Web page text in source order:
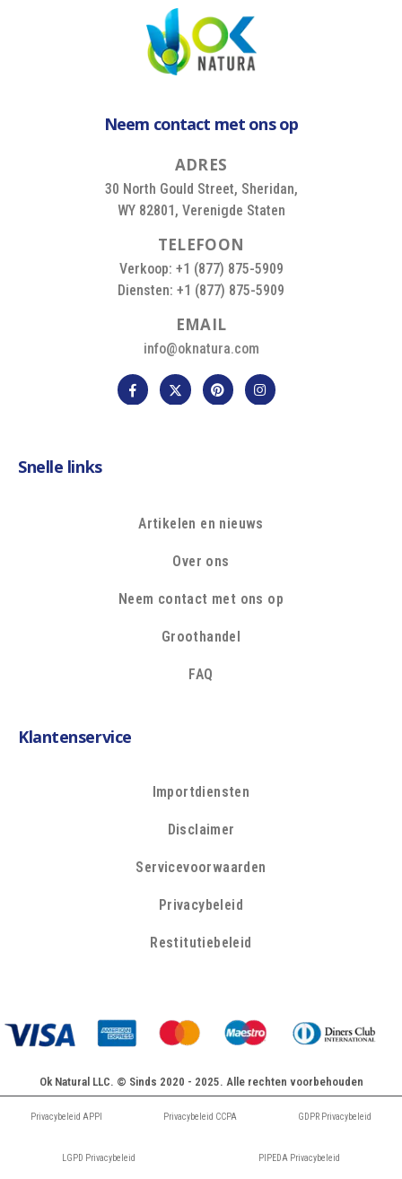
Neem contact met ons op
ADRES
30 North Gould Street, Sheridan,
WY 82801, Verenigde Staten
TELEFOON
Verkoop: +1 (877) 875-5909
Diensten: +1 (877) 875-5909
EMAIL
info@oknatura.com
Snelle links
Artikelen en nieuws
Over ons
Neem contact met ons op
Groothandel
FAQ
Klantenservice
Importdiensten
Disclaimer
Servicevoorwaarden
Privacybeleid
Restitutiebeleid
Ok Natural LLC. © Sinds 2020 - 2025. Alle rechten voorbehouden
Privacybeleid APPI Privacybeleid CCPA GDPR Privacybeleid
LGPD Privacybeleid PIPEDA Privacybeleid